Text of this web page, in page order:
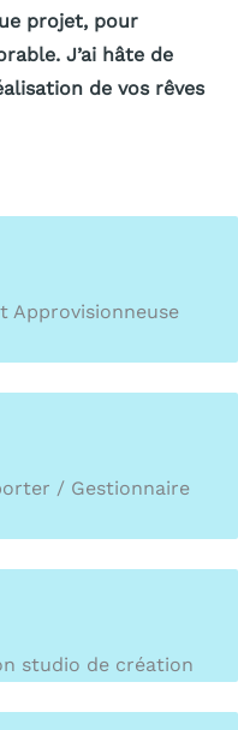
projet, pour
J’ai hâte de
de vos rêves
Approvisionneuse
/ Gestionnaire
studio de création